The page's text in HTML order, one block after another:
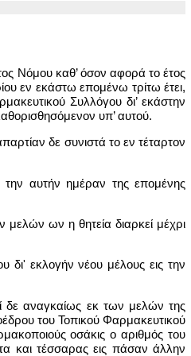
Νόμου καθ’ όσον αφορά το έτος
εν εκάστω επομένω τρίτω έτει,
Συλλόγου δι’ εκάστην
υπ’ αυτού.
δε συνιστά το εν τέταρτον
την αυτήν ημέραν της επομένης
ων η θητεία διαρκεί μέχρι
δι' εκλογήν νέου μέλους εις την
δε αναγκαίως εκ των μελών της
του Τοπικού Φαρμακευτικού
οσάκις ο αριθμός του
και τέσσαρας εις πάσαν άλλην